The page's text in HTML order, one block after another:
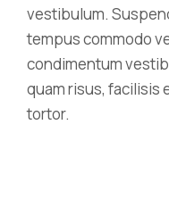
vestibulum.
tempus commodo
condimentum
quam risus, facilisis
tortor.